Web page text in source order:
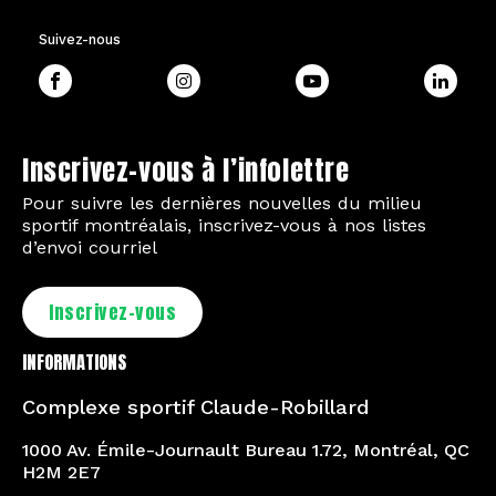
Suivez-nous
Inscrivez-vous à l’infolettre
Pour suivre les dernières nouvelles du milieu
sportif montréalais, inscrivez-vous à nos listes
d’envoi courriel
Inscrivez-vous
INFORMATIONS
Complexe sportif Claude-Robillard
1000 Av. Émile-Journault Bureau 1.72, Montréal, QC
H2M 2E7